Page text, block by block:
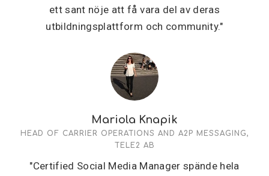
ett sant nöje att få vara del av deras
utbildningsplattform och community."
Mariola Knapik
HEAD OF CARRIER OPERATIONS AND A2P MESSAGING,
TELE2 AB
"Certified Social Media Manager spände hela